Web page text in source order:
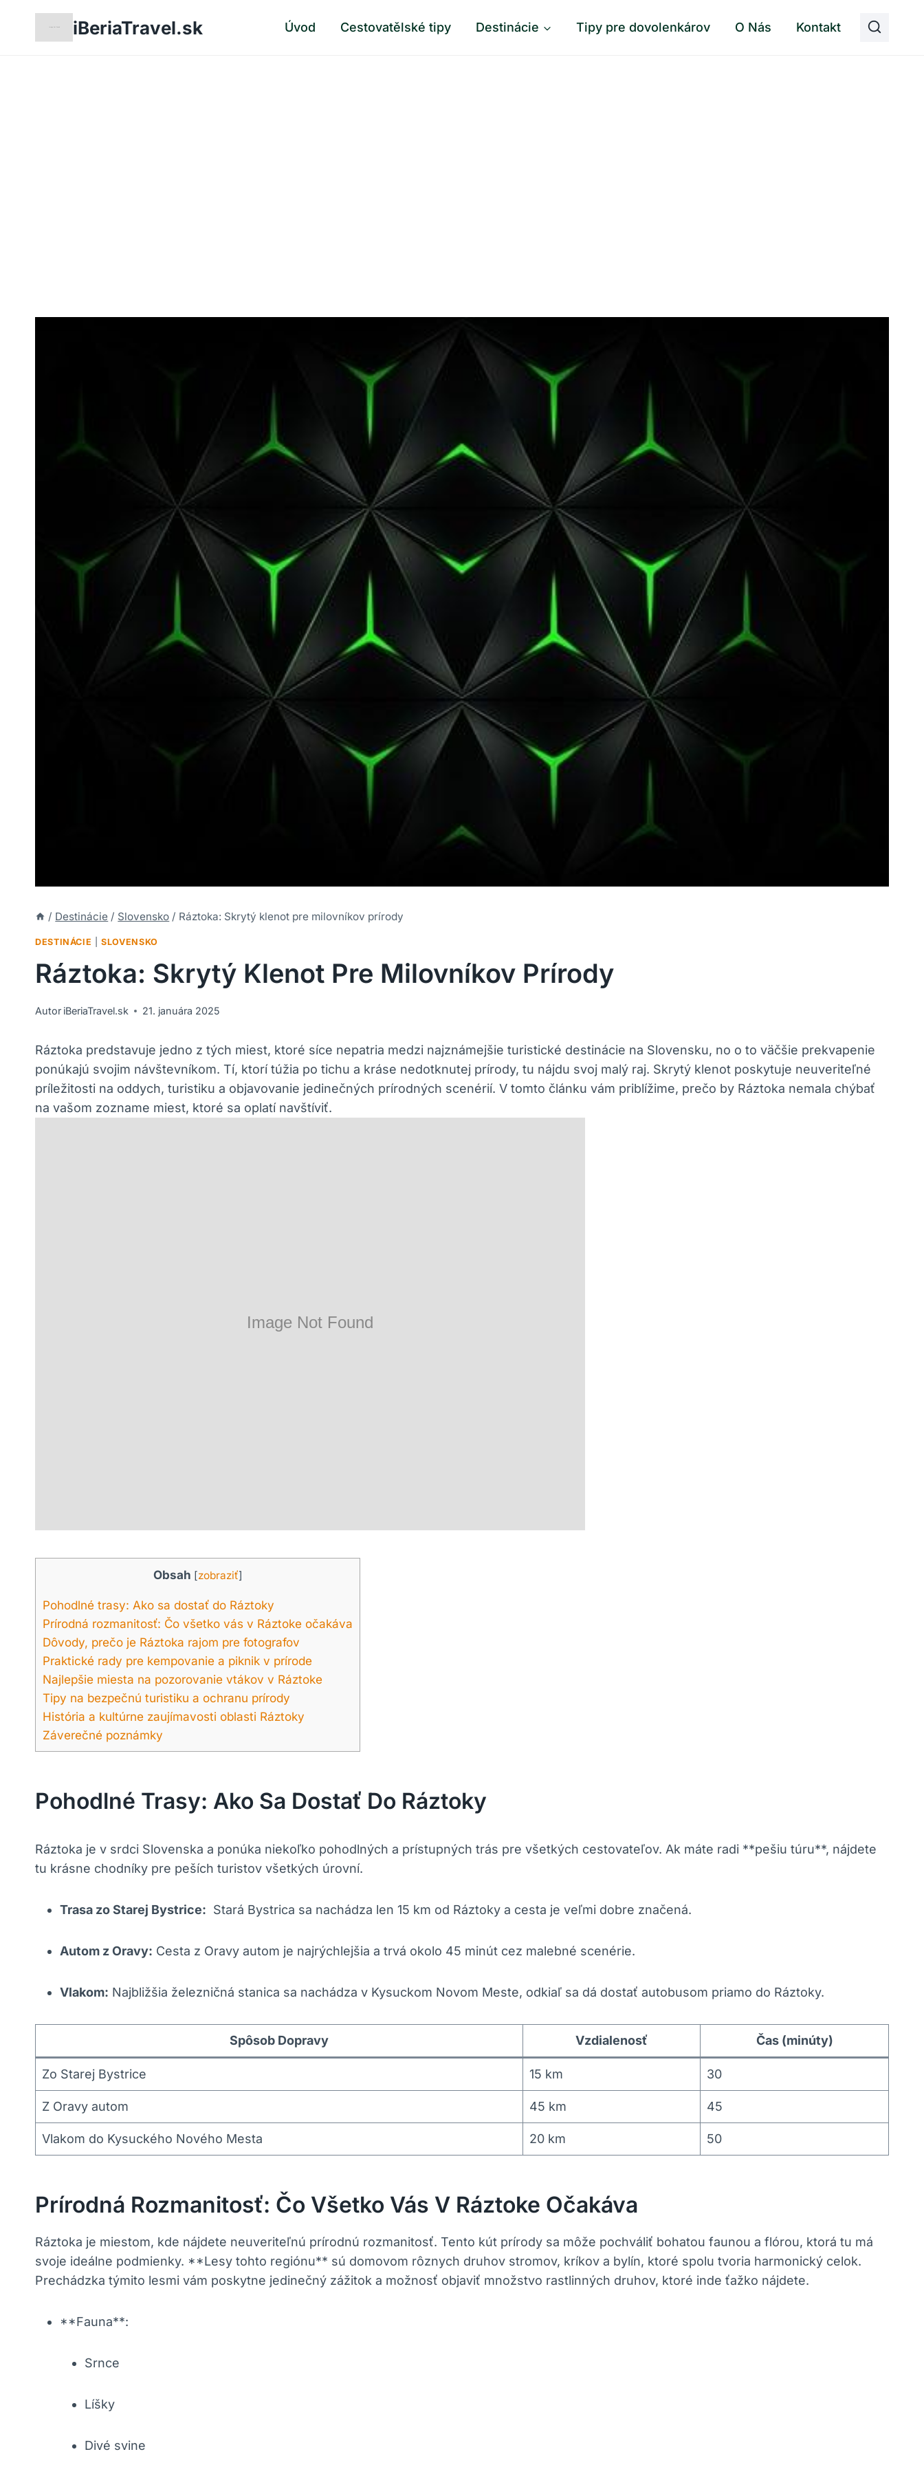
iBeriaTravel.sk Úvod Cestovatělské tipy Destinácie Tipy pre dovolenkárov O Nás Kontakt
/ Destinácie / Slovensko / Ráztoka: Skrytý klenot pre milovníkov prírody
DESTINÁCIE |SLOVENSKO
Ráztoka: Skrytý Klenot Pre Milovníkov Prírody
Autor iBeriaTravel.sk 21. januára 2025
Ráztoka predstavuje jedno z tých miest, ktoré ⁤síce nepatria medzi ⁢najznámejšie ‌turistické destinácie ‍na Slovensku, no o ‌to väčšie⁣ prekvapenie
ponúkajú svojim návštevníkom. Tí,⁢ ktorí túžia ‍po tichu ⁤a kráse nedotknutej prírody, tu nájdu⁢ svoj malý ⁤raj. Skrytý klenot ⁢poskytuje neuveriteľné
príležitosti na ⁢oddych, turistiku​ a⁢ objavovanie jedinečných prírodných scenérií.⁢ V⁣ tomto⁢ článku vám ‍priblížime, prečo by Ráztoka nemala chýbať
na vašom zozname‌ miest, ktoré sa oplatí navštíviť.
Obsah [zobraziť]
Pohodlné trasy: Ako ‌sa dostať⁤ do Ráztoky
Prírodná rozmanitosť: Čo⁣ všetko vás v Ráztoke očakáva
Dôvody, prečo je Ráztoka rajom pre fotografov
Praktické rady⁣ pre kempovanie a piknik v prírode
Najlepšie miesta ⁣na pozorovanie​ vtákov v Ráztoke
Tipy‍ na‌ bezpečnú turistiku a⁤ ochranu prírody
História a kultúrne⁤ zaujímavosti oblasti Ráztoky
Záverečné poznámky
Pohodlné Trasy: Ako ‌sa Dostať⁤ Do Ráztoky
Ráztoka ⁢je v srdci ⁢Slovenska‌ a ponúka niekoľko ⁢pohodlných a prístupných trás pre všetkých cestovateľov. Ak máte radi **pešiu⁢ túru**, ​nájdete ​
tu krásne chodníky ⁢pre peších ‌turistov všetkých úrovní.
Trasa ⁣zo Starej Bystrice: ‍ Stará‍ Bystrica sa nachádza len‍ 15 km ‍od Ráztoky a cesta je veľmi dobre ‍značená.
Autom​ z Oravy: Cesta z Oravy autom je najrýchlejšia a trvá okolo ⁢45 minút ‍cez malebné ⁢scenérie.
Vlakom: Najbližšia‌ železničná ‌stanica⁢ sa nachádza v Kysuckom⁤ Novom Meste, odkiaľ ‍sa ​dá dostať autobusom priamo do Ráztoky.
Spôsob ⁤Dopravy Vzdialenosť Čas (minúty)
Zo Starej Bystrice 15 km 30
Z Oravy ​autom 45 km 45
Vlakom do ‍Kysuckého Nového Mesta 20 km 50
Prírodná Rozmanitosť: Čo⁣ Všetko Vás V Ráztoke Očakáva
Ráztoka je miestom,⁤ kde nájdete neuveriteľnú prírodnú rozmanitosť. ‍Tento kút prírody sa môže pochváliť bohatou faunou a flórou, ktorá tu má
svoje ideálne podmienky. **Lesy ⁤tohto regiónu** sú domovom ⁢rôznych druhov stromov, ​kríkov a bylín, ​ktoré spolu ⁤tvoria harmonický celok.
Prechádzka týmito lesmi vám poskytne jedinečný zážitok‌ a možnosť objaviť množstvo rastlinných druhov, ⁤ktoré inde ‍ťažko nájdete.
**Fauna**:
Srnce
Líšky
Divé ‌svine